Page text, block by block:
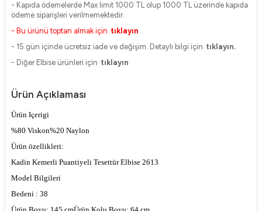
- Kapıda ödemelerde Max limit 1000 TL olup 1000 TL üzerinde kapıda
ödeme siparişleri verilmemektedir.
- Bu ürünü toptan almak için tıklayın
- 15 gün içinde ücretsiz iade ve değişim. Detaylı bilgi için tıklayın.
- Diğer Elbise ürünleri için tıklayın
Ürün Açıklaması
Ürün Içerigi
%80 Viskon%20 Naylon
Ürün özellikleri:
Kadin Kemerli Puantiyeli Tesettür Elbise 2613
Model Bilgileri
Bedeni : 38